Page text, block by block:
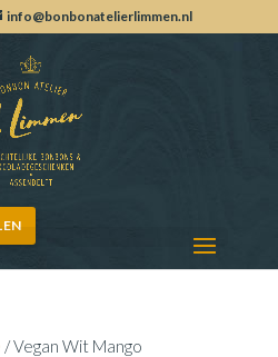
info@bonbonatelierlimmen.nl
/ Vegan Wit Mango